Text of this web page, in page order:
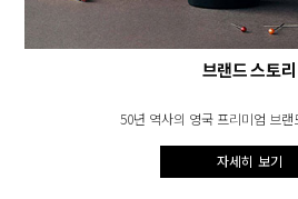
브랜드 스토리
50년 역사의 영국 프리미엄 브
자세히 보기